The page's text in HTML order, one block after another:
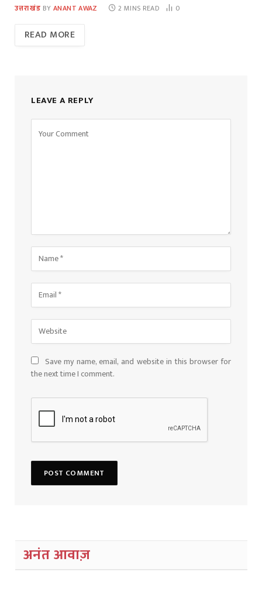
उत्तराखंड BY ANANT AWAZ 2 MINS READ 0
READ MORE
LEAVE A REPLY
Save my name, email, and website in this browser for
the next time I comment.
अनंत आवाज़